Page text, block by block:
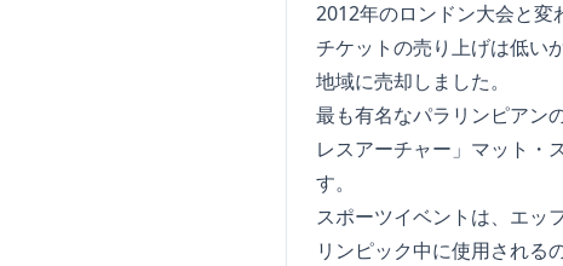
2012年のロンドン大会と変
チケットの売り上げは低い
地域に売却しました。
最も有名なパラリンピアン
レスアーチャー」マット・
す。
スポーツイベントは、エッ
リンピック中に使用される